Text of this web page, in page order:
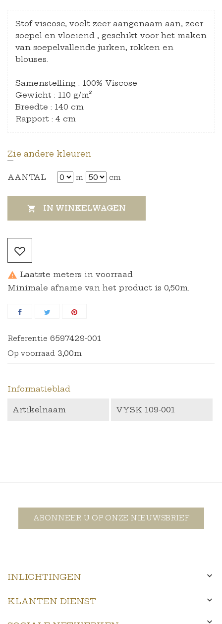
Stof viscose, voelt zeer aangenaam aan, zeer
soepel en vloeiend , geschikt voor het maken
van soepelvallende jurken, rokken en
blouses.
Samenstelling : 100% Viscose
Gewicht : 110 g/m²
Breedte : 140 cm
Rapport : 4 cm
Zie andere kleuren
AANTAL m cm
 IN WINKELWAGEN
 Laatste meters in voorraad
Minimale afname van het product is 0,50m.
Referentie 6597429-001
Op voorraad 3,00m
Informatieblad
Artikelnaam VYSK 109-001
ABONNEER U OP ONZE NIEUWSBRIEF
INLICHTINGEN 
KLANTEN DIENST 
